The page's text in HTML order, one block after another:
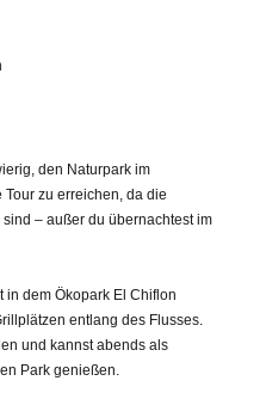
den Naturpark im
zu erreichen, da die
– außer du übernachtest im
in dem Ökopark El Chiflon
entlang des Flusses.
und kannst abends als
Park genießen.